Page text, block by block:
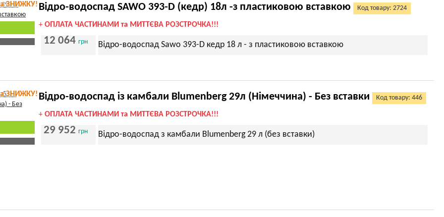
ЗНИЖКУ! Відро-водоспад SAWO 393-D (кедр) 18л -з пластиковою вставкою Код товару: 2724
+ ОПЛАТА ЧАСТИНАМИ та МИТТЄВА РОЗСТРОЧКА!!!
12 064 грн Відро-водоспад Sawo 393-D кедр 18 л - з пластиковою вставкою
ЗНИЖКУ! Відро-водоспад із камбали Blumenberg 29л (Німеччина) - Без вставки Код товару: 446
+ ОПЛАТА ЧАСТИНАМИ та МИТТЄВА РОЗСТРОЧКА!!!
29 952 грн Відро-водоспад з камбали Blumenberg 29 л (без вставки)